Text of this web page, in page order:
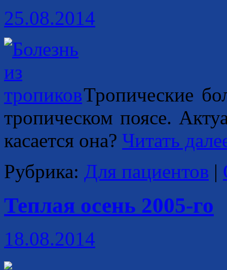
25.08.2014
Тропические
тропическом поясе.
касается она? Читать
Рубрика: Для пациентов |
Теплая осень 2005-го
18.08.2014